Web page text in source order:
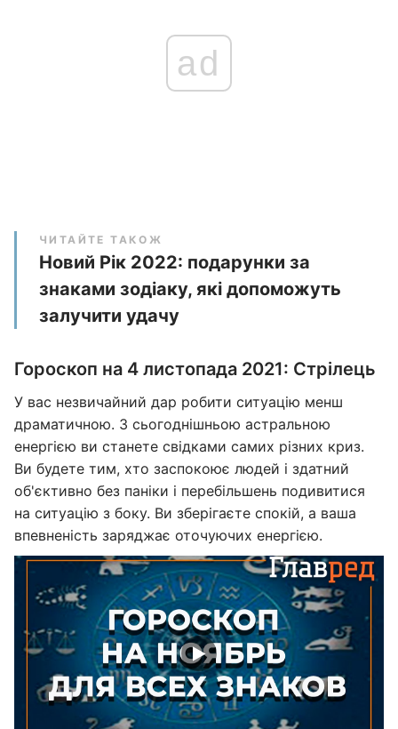
ad
ЧИТАЙТЕ ТАКОЖ
Новий Рік 2022: подарунки за
знаками зодіаку, які допоможуть
залучити удачу
Гороскоп на 4 листопада 2021: Стрілець
У вас незвичайний дар робити ситуацію менш
драматичною. З сьогоднішньою астральною
енергією ви станете свідками самих різних криз.
Ви будете тим, хто заспокоює людей і здатний
об'єктивно без паніки і перебільшень подивитися
на ситуацію з боку. Ви зберігаєте спокій, а ваша
впевненість заряджає оточуючих енергією.